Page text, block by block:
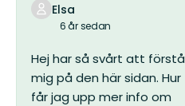
Elsa
6 år sedan
Hej har så svårt att förstå
mig på den här sidan. Hur
får jag upp mer info om